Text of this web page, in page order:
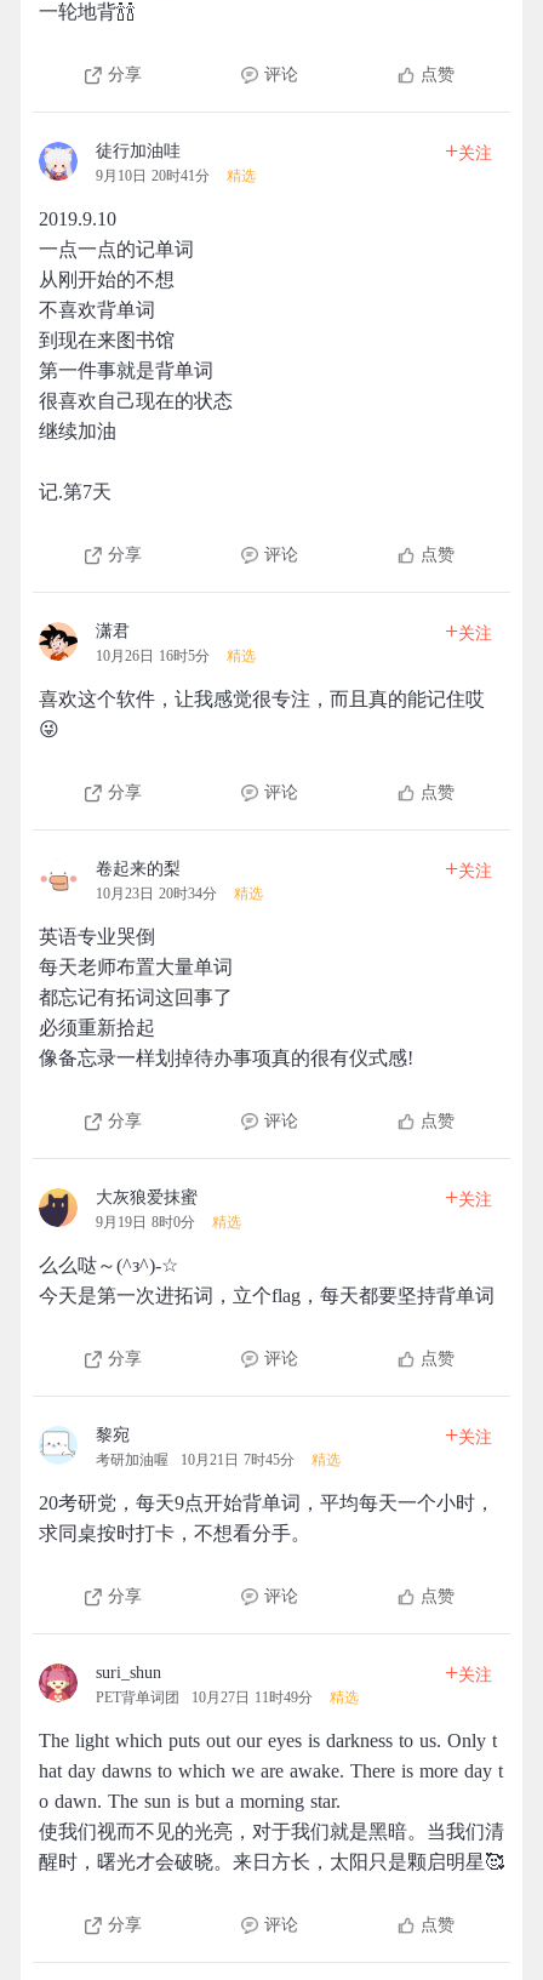
一轮地背🍾🍾
分享 评论 点赞
徒行加油哇
9月10日 20时41分 精选
+关注
2019.9.10
一点一点的记单词
从刚开始的不想
不喜欢背单词
到现在来图书馆
第一件事就是背单词
很喜欢自己现在的状态
继续加油
记.第7天
分享 评论 点赞
潇君
10月26日 16时5分 精选
+关注
喜欢这个软件，让我感觉很专注，而且真的能记住哎
😜
分享 评论 点赞
卷起来的梨
10月23日 20时34分 精选
+关注
英语专业哭倒
每天老师布置大量单词
都忘记有拓词这回事了
必须重新拾起
像备忘录一样划掉待办事项真的很有仪式感!
分享 评论 点赞
大灰狼爱抹蜜
9月19日 8时0分 精选
+关注
么么哒～(^з^)-☆
今天是第一次进拓词，立个flag，每天都要坚持背单词
分享 评论 点赞
黎宛
考研加油喔 10月21日 7时45分 精选
+关注
20考研党，每天9点开始背单词，平均每天一个小时，
求同桌按时打卡，不想看分手。
分享 评论 点赞
suri_shun
PET背单词团 10月27日 11时49分 精选
+关注
The light which puts out our eyes is darkness to us. Only t
hat day dawns to which we are awake. There is more day t
o dawn. The sun is but a morning star.
使我们视而不见的光亮，对于我们就是黑暗。当我们清
醒时，曙光才会破晓。来日方长，太阳只是颗启明星🥰
分享 评论 点赞